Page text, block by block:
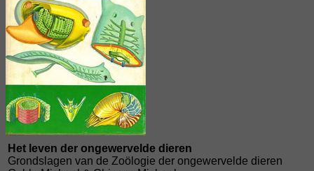
Het leven der ongewervelde dieren
Grondslagen van de Zoölogie der ongewervelde dieren